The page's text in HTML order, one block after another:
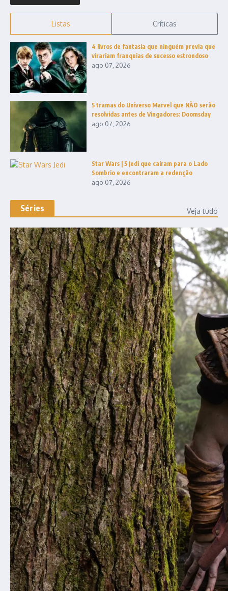
Listas Críticas
4 livros de fantasia que ninguém previa que
virariam franquias de sucesso estrondoso
ago 07, 2026
5 tramas do Universo Marvel que NÃO serão
resolvidas antes de Vingadores: Doomsday
ago 07, 2026
Star Wars | 5 Jedi que caíram para o Lado
Sombrio e encontraram a redenção
ago 07, 2026
Séries Veja tudo